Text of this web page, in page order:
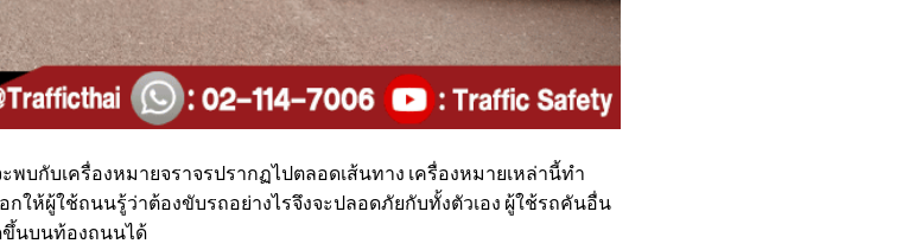
บเครื่องหมายจราจรปรากฏไปตลอดเส้นทาง เครื่องหมายเหล่านี้ทำ
ให้ผู้ใช้ถนนรู้ว่าต้องขับรถอย่างไรจึงจะปลอดภัยกับทั้งตัวเอง ผู้ใช้รถคันอื่น
ขึ้นบนท้องถนนได้